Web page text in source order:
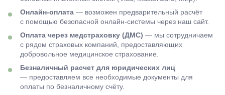
Онлайн-оплата — возможен предварительный расчёт
с помощью безопасной онлайн-системы через наш сайт.
Оплата через медстраховку (ДМС) — мы сотрудничаем
с рядом страховых компаний, предоставляющих
добровольное медицинское страхование.
Безналичный расчет для юридических лиц
— предоставляем все необходимые документы для
оплаты по безналичному счёту.